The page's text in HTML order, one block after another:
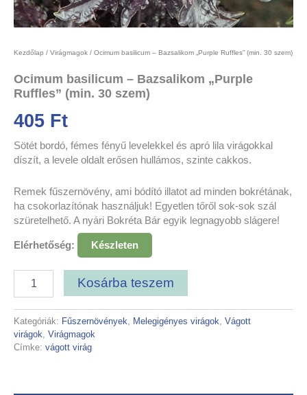
Kezdőlap / Virágmagok / Ocimum basilicum – Bazsalikom „Purple Ruffles” (min. 30 szem)
Ocimum basilicum – Bazsalikom „Purple
Ruffles” (min. 30 szem)
405 Ft
Sötét bordó, fémes fényű levelekkel és apró lila virágokkal
díszít, a levele oldalt erősen hullámos, szinte cakkos.
Remek fűszernövény, ami bódító illatot ad minden bokrétának,
ha csokorlazítónak használjuk! Egyetlen tőről sok-sok szál
szüretelhető. A nyári Bokréta Bár egyik legnagyobb slágere!
Elérhetőség: Készleten
Kosárba teszem
Kategóriák: Fűszernövények Melegigényes virágok Vágott
virágok Virágmagok
Címke: vágott virág